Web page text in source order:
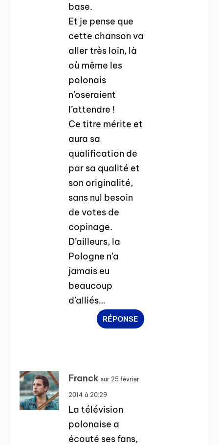
base.
Et je pense que
cette chanson va
aller très loin, là
où même les
polonais
n’oseraient
l’attendre !
Ce titre mérite et
aura sa
qualification de
par sa qualité et
son originalité,
sans nul besoin
de votes de
copinage.
D’ailleurs, la
Pologne n’a
jamais eu
beaucoup
d’alliés…
RÉPONSE
Franck sur 25 février
2014 à 20:29
La télévision
polonaise a
écouté ses fans,